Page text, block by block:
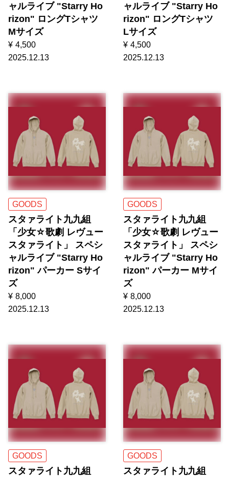
ャルライブ "Starry Ho
rizon" ロングTシャツ
Mサイズ
¥ 4,500
2025.12.13
ャルライブ "Starry Ho
rizon" ロングTシャツ
Lサイズ
¥ 4,500
2025.12.13
GOODS
スタァライト九九組
「少女☆歌劇 レヴュー
スタァライト」 スペシ
ャルライブ "Starry Ho
rizon" パーカー Sサイ
ズ
¥ 8,000
2025.12.13
GOODS
スタァライト九九組
「少女☆歌劇 レヴュー
スタァライト」 スペシ
ャルライブ "Starry Ho
rizon" パーカー Mサイ
ズ
¥ 8,000
2025.12.13
GOODS
スタァライト九九組
GOODS
スタァライト九九組